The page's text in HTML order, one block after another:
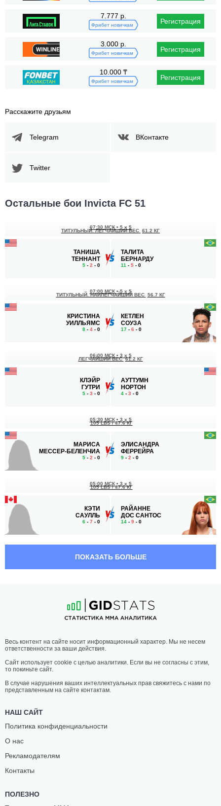
7.777 р.
Фрибет новичкам Регистрация
3.000 р.
Фрибет новичкам Регистрация
10.000 ₸
Фрибет новичкам Регистрация
Расскажите друзьям
Telegram ВКонтакте
Twitter
Остальные бои Invicta FC 51
ТАНИША
ТЕННАНТ
5 - 2 - 0
07:30 МСК • 5 x 5
ТИТУЛЬНЫЙ. ЛЕГЧАЙШИЙ ВЕС 61.2 КГ
ТАЛИТА
БЕРНАРДУ
11 - 5 - 0
КРИСТИНА
УИЛЛЬЯМС
8 - 4 - 0
07:00 МСК •5 x 5
ТИТУЛЬНЫЙ. НАИЛЕГЧАЙШИЙ ВЕС 56.7 КГ
КЕТЛЕН
СОУЗА
17 - 6 - 0
КЛЭЙР
ГУТРИ
5 - 3 - 0
06:00 МСК • 3 x 5
ЛЕГЧАЙШИЙ ВЕС 61.2 КГ
АУТТУМН
НОРТОН
4 - 3 - 0
МАРИСА
МЕССЕР-БЕЛЕНЧИА
5 - 2 - 0
05:30 МСК • 3 x 5
105 LBS / 47.6 КГ
ЭЛИСАНДРА
ФЕРРЕЙРА
9 - 2 - 0
КЭТИ
САУЛЛЬ
6 - 7 - 0
05:00 МСК • 3 x 5
105 LBS / 47.6 КГ
РАЙАННЕ
ДОС САНТОС
14 - 9 - 0
ПОКАЗАТЬ БОЛЬШЕ
Весь контент на сайте носит информационный характер. Мы не несем
ответственности за ваши действия.
Сайт использует cookie с целью аналитики. Если вы не согласны с этим,
то покиньте сайт.
В случае нарушения ваших интеллектуальных прав свяжитесь с нами по
представленным на сайте контактам.
НАШ САЙТ
Политика конфиденциальности
О нас
Рекламодателям
Контакты
ПОЛЕЗНО